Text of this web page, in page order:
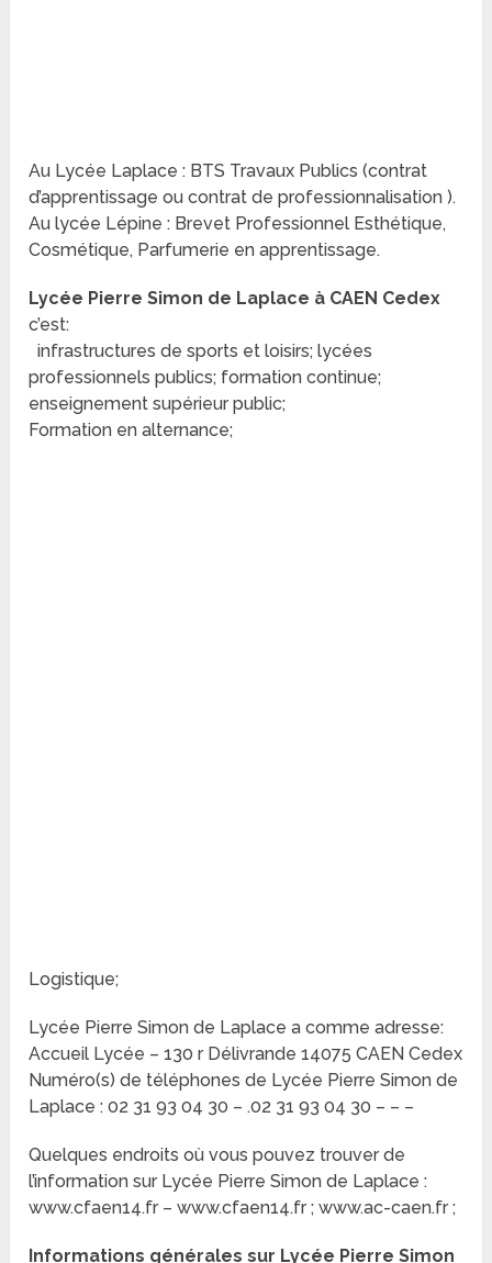
Au Lycée Laplace : BTS Travaux Publics (contrat
d’apprentissage ou contrat de professionnalisation ).
Au lycée Lépine : Brevet Professionnel Esthétique,
Cosmétique, Parfumerie en apprentissage.
Lycée Pierre Simon de Laplace à CAEN Cedex
c’est:
infrastructures de sports et loisirs; lycées
professionnels publics; formation continue;
enseignement supérieur public;
Formation en alternance;
Logistique;
Lycée Pierre Simon de Laplace a comme adresse:
Accueil Lycée – 130 r Délivrande 14075 CAEN Cedex
Numéro(s) de téléphones de Lycée Pierre Simon de
Laplace : 02 31 93 04 30 – .02 31 93 04 30 – – –
Quelques endroits où vous pouvez trouver de
l’information sur Lycée Pierre Simon de Laplace :
www.cfaen14.fr – www.cfaen14.fr ; www.ac-caen.fr ;
Informations générales sur Lycée Pierre Simon